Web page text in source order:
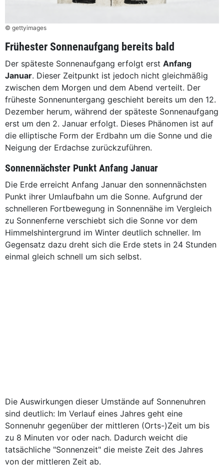
© gettyimages
Frühester Sonnenaufgang bereits bald
Der späteste Sonnenaufgang erfolgt erst Anfang
Januar. Dieser Zeitpunkt ist jedoch nicht gleichmäßig
zwischen dem Morgen und dem Abend verteilt. Der
früheste Sonnenuntergang geschieht bereits um den 12.
Dezember herum, während der späteste Sonnenaufgang
erst um den 2. Januar erfolgt. Dieses Phänomen ist auf
die elliptische Form der Erdbahn um die Sonne und die
Neigung der Erdachse zurückzuführen.
Sonnennächster Punkt Anfang Januar
Die Erde erreicht Anfang Januar den sonnennächsten
Punkt ihrer Umlaufbahn um die Sonne. Aufgrund der
schnelleren Fortbewegung in Sonnennähe im Vergleich
zu Sonnenferne verschiebt sich die Sonne vor dem
Himmelshintergrund im Winter deutlich schneller. Im
Gegensatz dazu dreht sich die Erde stets in 24 Stunden
einmal gleich schnell um sich selbst.
Die Auswirkungen dieser Umstände auf Sonnenuhren
sind deutlich: Im Verlauf eines Jahres geht eine
Sonnenuhr gegenüber der mittleren (Orts-)Zeit um bis
zu 8 Minuten vor oder nach. Dadurch weicht die
tatsächliche "Sonnenzeit" die meiste Zeit des Jahres
von der mittleren Zeit ab.